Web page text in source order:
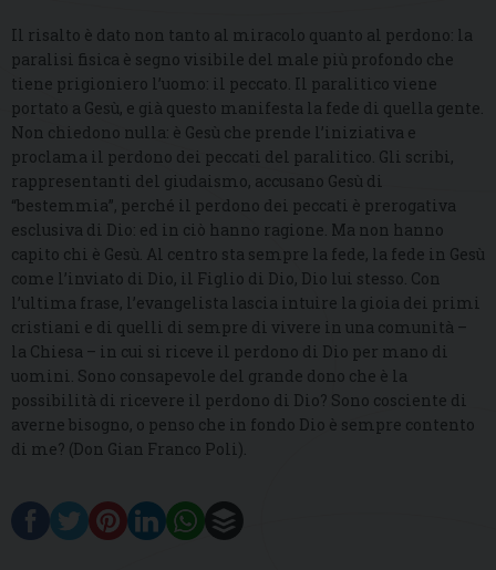
Il risalto è dato non tanto al miracolo quanto al perdono: la
paralisi fisica è segno visibile del male più profondo che
tiene prigioniero l’uomo: il peccato. Il paralitico viene
portato a Gesù, e già questo manifesta la fede di quella gente.
Non chiedono nulla: è Gesù che prende l’iniziativa e
proclama il perdono dei peccati del paralitico. Gli scribi,
rappresentanti del giudaismo, accusano Gesù di
“bestemmia”, perché il perdono dei peccati è prerogativa
esclusiva di Dio: ed in ciò hanno ragione. Ma non hanno
capito chi è Gesù. Al centro sta sempre la fede, la fede in Gesù
come l’inviato di Dio, il Figlio di Dio, Dio lui stesso. Con
l’ultima frase, l’evangelista lascia intuire la gioia dei primi
cristiani e di quelli di sempre di vivere in una comunità –
la Chiesa – in cui si riceve il perdono di Dio per mano di
uomini. Sono consapevole del grande dono che è la
possibilità di ricevere il perdono di Dio? Sono cosciente di
averne bisogno, o penso che in fondo Dio è sempre contento
di me? (Don Gian Franco Poli).